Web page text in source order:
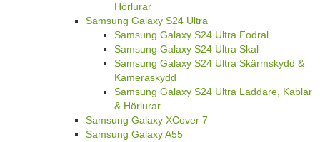
Hörlurar
Samsung Galaxy S24 Ultra
Samsung Galaxy S24 Ultra Fodral
Samsung Galaxy S24 Ultra Skal
Samsung Galaxy S24 Ultra Skärmskydd &
Kameraskydd
Samsung Galaxy S24 Ultra Laddare, Kablar
& Hörlurar
Samsung Galaxy XCover 7
Samsung Galaxy A55